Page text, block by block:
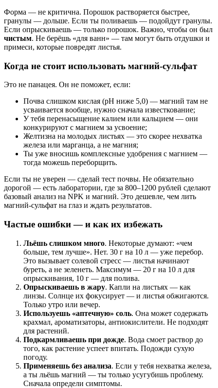
Форма — не критична. Порошок растворяется быстрее,
гранулы — дольше. Если ты поливаешь — подойдут гранулы.
Если опрыскиваешь — только порошок. Важно, чтобы он был
чистым. Не берёшь «для ванн» — там могут быть отдушки и
примеси, которые повредят листья.
Когда не стоит использовать магний-сульфат
Это не панацея. Он не поможет, если:
Почва слишком кислая (pH ниже 5,0) — магний там не
усваивается вообще, нужно сначала известкование;
У тебя перенасыщение калием или кальцием — они
конкурируют с магнием за усвоение;
Желтизна на молодых листьях — это скорее нехватка
железа или марганца, а не магния;
Ты уже вносишь комплексные удобрения с магнием —
тогда можешь переборщить.
Если ты не уверен — сделай тест почвы. Не обязательно
дорогой — есть лаборатории, где за 800–1200 рублей сделают
базовый анализ на NPK и магний. Это дешевле, чем лить
магний-сульфат на глаз и ждать результатов.
Частые ошибки — и как их избежать
Льёшь слишком много. Некоторые думают: «чем
больше, тем лучше». Нет. 30 г на 10 л — уже перебор.
Это вызывает солевой стресс — листья начинают
буреть, а не зеленеть. Максимум — 20 г на 10 л для
опрыскивания, 10 г — для полива.
Опрыскиваешь в жару. Капли на листьях — как
линзы. Солнце их фокусирует — и листья обжигаются.
Только утро или вечер.
Используешь «аптечную» соль. Она может содержать
крахмал, ароматизаторы, антиокислители. Не подходят
для растений.
Подкармливаешь при дожде. Вода смоет раствор до
того, как растение успеет впитать. Подожди сухую
погоду.
Применяешь без анализа. Если у тебя нехватка железа,
а ты льёшь магний — ты только усугубишь проблему.
Сначала определи симптомы.